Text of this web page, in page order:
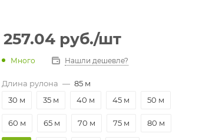
257.04 руб./шт
Много Нашли дешевле?
Длина рулона — 85 м
30 м
35 м 40 м 45 м 50 м
60 м 65 м 70 м 75 м 80 м